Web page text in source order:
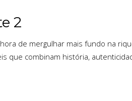
2
de mergulhar mais fundo na
que combinam história,